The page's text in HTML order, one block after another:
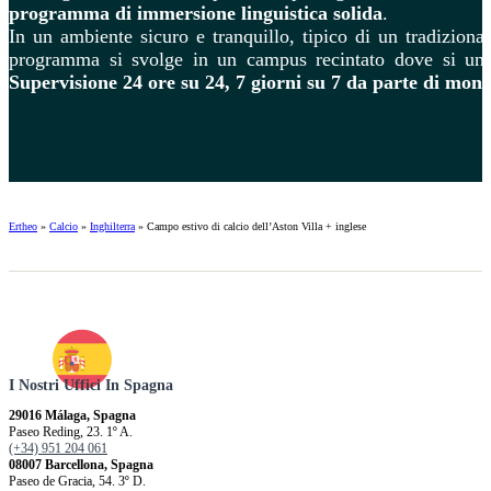
programma di immersione linguistica solida.
In un ambiente sicuro e tranquillo, tipico di un
programma si svolge in un campus recintato dove si
Supervisione 24 ore su 24, 7 giorni su 7 da parte di
Ertheo » Calcio » Inghilterra » Campo estivo di calcio dell’Aston Villa + inglese
I Nostri Uffici In Spagna
29016 Málaga, Spagna
Paseo Reding, 23. 1º A.
(+34) 951 204 061
08007 Barcellona, ​​Spagna
Paseo de Gracia, 54. 3º D.